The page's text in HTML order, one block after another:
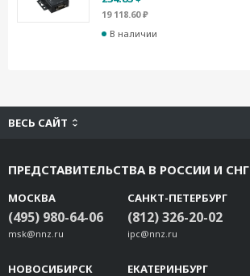
19 118.60 ₽
В наличии
ВЕСЬ САЙТ
ПРЕДСТАВИТЕЛЬСТВА В РОССИИ И СНГ
МОСКВА
(495) 980-64-06
msk@nnz.ru
САНКТ-ПЕТЕРБУРГ
(812) 326-20-02
ipc@nnz.ru
НОВОСИБИРСК ЕКАТЕРИНБУРГ